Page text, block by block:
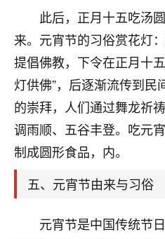
此后，正月十五吃汤
来。元宵节的习俗赏花灯
提倡佛教，下令在正月十
灯供佛”，后逐渐流传到
的崇拜，人们通过舞龙祈
调雨顺、五谷丰登。吃元
制成圆形食品，内。
五、元宵节由来与习俗
元宵节是中国传统节
大学，只要能安安稳稳
康康的我就很知足了！
鹿森 ：可怜天下父母
3小时前 来自河北
我是公司人事调整，有
三个，找老师的时候是
着我晋升有望，我半信
太岁还有一个发钱粮，
职第一个就是我，职务